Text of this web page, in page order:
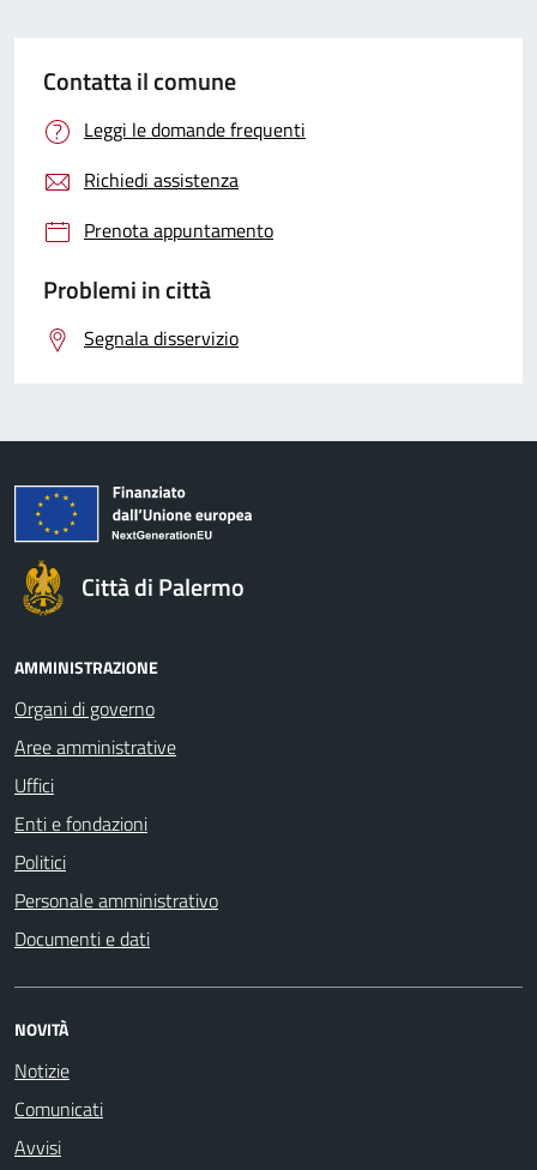
Contatta il comune
Leggi le domande frequenti
Richiedi assistenza
Prenota appuntamento
Problemi in città
Segnala disservizio
Città di Palermo
AMMINISTRAZIONE
Organi di governo
Aree amministrative
Uffici
Enti e fondazioni
Politici
Personale amministrativo
Documenti e dati
NOVITÀ
Notizie
Comunicati
Avvisi